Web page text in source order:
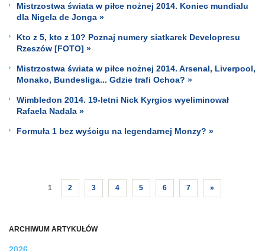
ARCHIWUM ARTYKUŁÓW
Mistrzostwa świata w piłce nożnej 2014. Koniec mundialu
dla Nigela de Jonga »
Kto z 5, kto z 10? Poznaj numery siatkarek Developresu
Rzeszów [FOTO] »
Mistrzostwa świata w piłce nożnej 2014. Arsenal, Liverpool,
Monako, Bundesliga... Gdzie trafi Ochoa? »
Wimbledon 2014. 19-letni Nick Kyrgios wyeliminował
Rafaela Nadala »
Formuła 1 bez wyścigu na legendarnej Monzy? »
1 2 3 4 5 6 7 »